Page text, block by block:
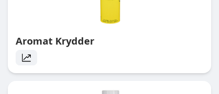
Aromat Krydder